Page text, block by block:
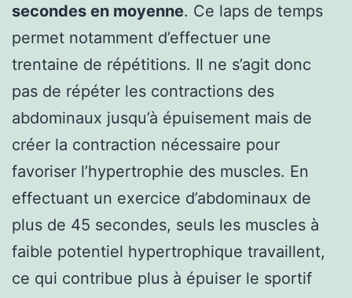
secondes en moyenne. Ce laps de temps
permet notamment d’effectuer une
trentaine de répétitions. Il ne s’agit donc
pas de répéter les contractions des
abdominaux jusqu’à épuisement mais de
créer la contraction nécessaire pour
favoriser l’hypertrophie des muscles. En
effectuant un exercice d’abdominaux de
plus de 45 secondes, seuls les muscles à
faible potentiel hypertrophique travaillent,
ce qui contribue plus à épuiser le sportif